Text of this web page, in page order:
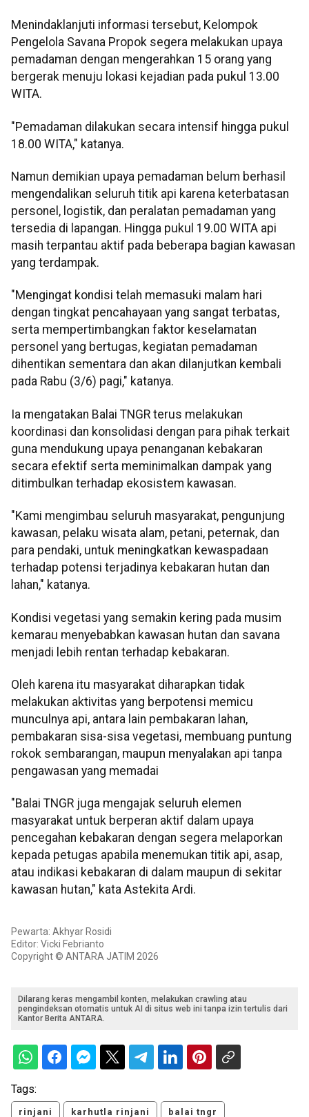
Menindaklanjuti informasi tersebut, Kelompok
Pengelola Savana Propok segera melakukan upaya
pemadaman dengan mengerahkan 15 orang yang
bergerak menuju lokasi kejadian pada pukul 13.00
WITA.
"Pemadaman dilakukan secara intensif hingga pukul
18.00 WITA," katanya.
Namun demikian upaya pemadaman belum berhasil
mengendalikan seluruh titik api karena keterbatasan
personel, logistik, dan peralatan pemadaman yang
tersedia di lapangan. Hingga pukul 19.00 WITA api
masih terpantau aktif pada beberapa bagian kawasan
yang terdampak.
"Mengingat kondisi telah memasuki malam hari
dengan tingkat pencahayaan yang sangat terbatas,
serta mempertimbangkan faktor keselamatan
personel yang bertugas, kegiatan pemadaman
dihentikan sementara dan akan dilanjutkan kembali
pada Rabu (3/6) pagi," katanya.
Ia mengatakan Balai TNGR terus melakukan
koordinasi dan konsolidasi dengan para pihak terkait
guna mendukung upaya penanganan kebakaran
secara efektif serta meminimalkan dampak yang
ditimbulkan terhadap ekosistem kawasan.
"Kami mengimbau seluruh masyarakat, pengunjung
kawasan, pelaku wisata alam, petani, peternak, dan
para pendaki, untuk meningkatkan kewaspadaan
terhadap potensi terjadinya kebakaran hutan dan
lahan," katanya.
Kondisi vegetasi yang semakin kering pada musim
kemarau menyebabkan kawasan hutan dan savana
menjadi lebih rentan terhadap kebakaran.
Oleh karena itu masyarakat diharapkan tidak
melakukan aktivitas yang berpotensi memicu
munculnya api, antara lain pembakaran lahan,
pembakaran sisa-sisa vegetasi, membuang puntung
rokok sembarangan, maupun menyalakan api tanpa
pengawasan yang memadai
"Balai TNGR juga mengajak seluruh elemen
masyarakat untuk berperan aktif dalam upaya
pencegahan kebakaran dengan segera melaporkan
kepada petugas apabila menemukan titik api, asap,
atau indikasi kebakaran di dalam maupun di sekitar
kawasan hutan," kata Astekita Ardi.
Pewarta: Akhyar Rosidi
Editor: Vicki Febrianto
Copyright © ANTARA JATIM 2026
Dilarang keras mengambil konten, melakukan crawling atau
pengindeksan otomatis untuk AI di situs web ini tanpa izin tertulis dari
Kantor Berita ANTARA.
Tags:
rinjani karhutla rinjani balai tngr